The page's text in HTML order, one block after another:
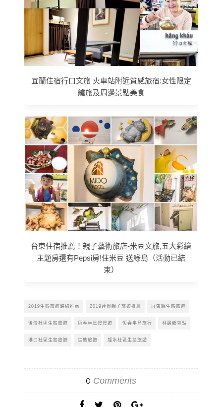
宜蘭住宿行口文旅 火車站附近質感旅宿:女性限定
艙旅及周邊景點美食
台東住宿推薦！親子藝術旅店-米豆文旅,五大彩繪
主題房還有Pepsi房!住米豆 送綠島（活動已結
束）
2019生態旅遊路線推薦 2019連假親子旅遊推薦 屏東縣生態旅遊
後灣社區生態旅遊 恆春半島慢慢遊 恆春半島旅行 林邊鄉景點
港口社區生態旅遊 生態旅遊 龍水社區生態旅遊
0 Comments